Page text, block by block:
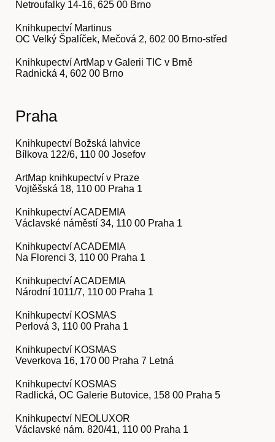
O nás
Netroufalky 14-16, 625 00 Brno
Knihkupectví Martinus
OC Velký Špalíček, Mečová 2, 602 00 Brno-střed
Knihkupectví ArtMap v Galerii TIC v Brně
Radnická 4, 602 00 Brno
Praha
Knihkupectví Božská lahvice
Bílkova 122/6, 110 00 Josefov
ArtMap knihkupectví v Praze
Vojtěšská 18, 110 00 Praha 1
Knihkupectví ACADEMIA
Václavské náměstí 34, 110 00 Praha 1
Knihkupectví ACADEMIA
Na Florenci 3, 110 00 Praha 1
Knihkupectví ACADEMIA
Národní 1011/7, 110 00 Praha 1
Knihkupectví KOSMAS
Perlová 3, 110 00 Praha 1
Knihkupectví KOSMAS
Veverkova 16, 170 00 Praha 7 Letná
Knihkupectví KOSMAS
Radlická, OC Galerie Butovice, 158 00 Praha 5
Knihkupectví NEOLUXOR
Václavské nám. 820/41, 110 00 Praha 1